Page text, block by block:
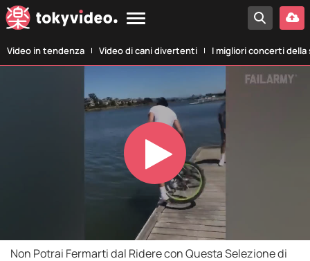
Video in tendenza Video di cani divertenti I migliori concerti della
Play
Video
Non Potrai Fermarti dal Ridere con Questa Selezione di